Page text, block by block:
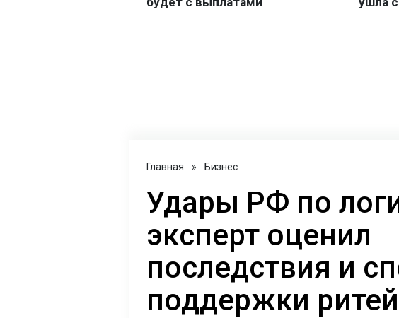
Главная » Бизнес
Удары РФ по
эксперт оценил
последствия и
поддержки